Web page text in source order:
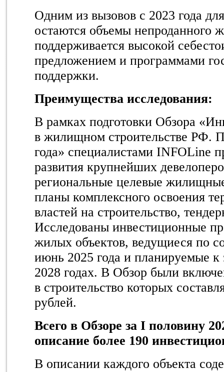
Одним из вызовов с 2023 года
остаются объемы непроданного
поддерживается высокой
предложением и программами
поддержки.
Преимущества исследования:
В рамках подготовки Обзора
в жилищном строительстве РФ.
года» специалистами INFOLine
развития крупнейших
региональные целевые
планы комплексного освоения
властей на строительство,
Исследованы инвестиционные
жилых объектов, ведущиеся по
июнь 2025 года и планируемые
2028 годах. В Обзор были
в строительство которых
рублей.
Всего в Обзоре за I половину
описание более 190
В описании каждого объекта